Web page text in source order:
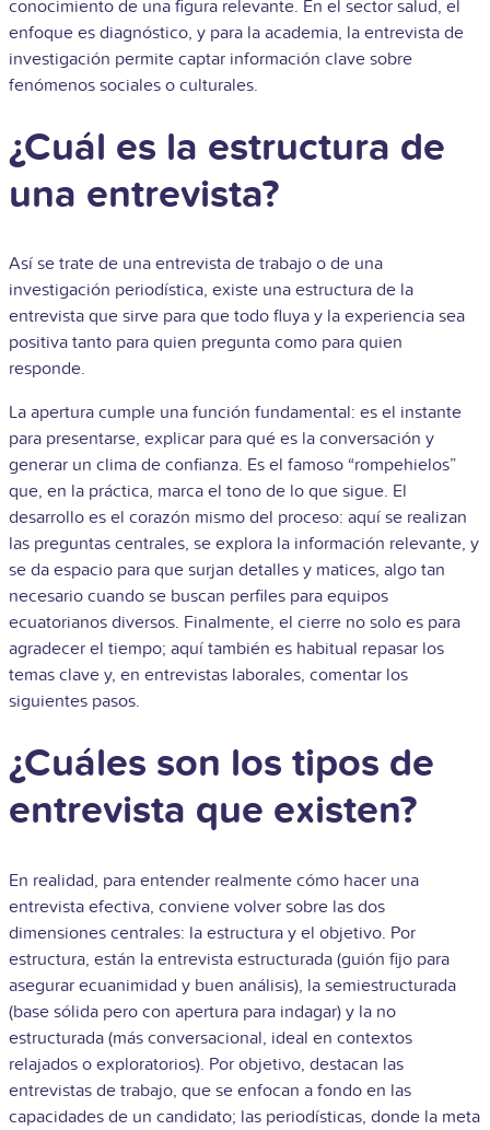
conocimiento de una figura relevante. En el sector salud, el
enfoque es diagnóstico, y para la academia, la entrevista de
investigación permite captar información clave sobre
fenómenos sociales o culturales.
¿Cuál es la estructura de
una entrevista?
Así se trate de una entrevista de trabajo o de una
investigación periodística, existe una estructura de la
entrevista que sirve para que todo fluya y la experiencia sea
positiva tanto para quien pregunta como para quien
responde.
La apertura cumple una función fundamental: es el instante
para presentarse, explicar para qué es la conversación y
generar un clima de confianza. Es el famoso “rompehielos”
que, en la práctica, marca el tono de lo que sigue. El
desarrollo es el corazón mismo del proceso: aquí se realizan
las preguntas centrales, se explora la información relevante, y
se da espacio para que surjan detalles y matices, algo tan
necesario cuando se buscan perfiles para equipos
ecuatorianos diversos. Finalmente, el cierre no solo es para
agradecer el tiempo; aquí también es habitual repasar los
temas clave y, en entrevistas laborales, comentar los
siguientes pasos.
¿Cuáles son los tipos de
entrevista que existen?
En realidad, para entender realmente cómo hacer una
entrevista efectiva, conviene volver sobre las dos
dimensiones centrales: la estructura y el objetivo. Por
estructura, están la entrevista estructurada (guión fijo para
asegurar ecuanimidad y buen análisis), la semiestructurada
(base sólida pero con apertura para indagar) y la no
estructurada (más conversacional, ideal en contextos
relajados o exploratorios). Por objetivo, destacan las
entrevistas de trabajo, que se enfocan a fondo en las
capacidades de un candidato; las periodísticas, donde la meta